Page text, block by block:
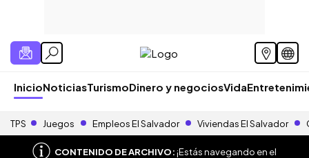
InicioNoticiasTurismoDinero y negociosVida
TPS Juegos Empleos El Salvador Viviendas El Salvador
CONTENIDO DE ARCHIVO:¡Estás navegando en el